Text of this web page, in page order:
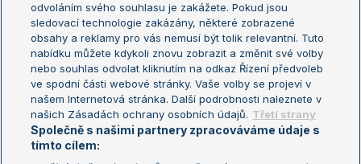
Turnaj mistrů
Turnaj mistryň
Aktualní trendy
Fotbalové přestupy
Livesport Daily
LS Prague Open
odvoláním svého souhlasu je zakážete. Pokud jsou
sledovací technologie zakázány, některé zobrazené
obsahy a reklamy pro vás nemusí být tolik relevantní. Tuto
nabídku můžete kdykoli znovu zobrazit a změnit své volby
nebo souhlas odvolat kliknutím na odkaz Řízení předvoleb
ve spodní části webové stránky. Vaše volby se projeví v
našem Internetová stránka. Další podrobnosti naleznete v
našich Zásadách ochrany osobních údajů. Třetí strany
Společně s našimi partnery zpracováváme údaje s
tímto cílem: